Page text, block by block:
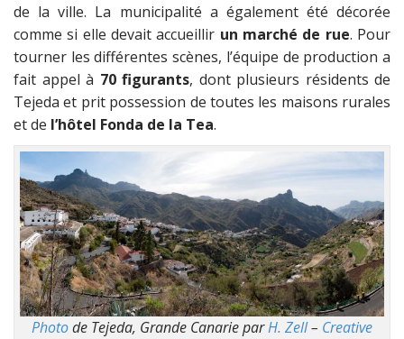
de la ville. La municipalité a également été décorée
comme si elle devait accueillir un marché de rue. Pour
tourner les différentes scènes, l’équipe de production a
fait appel à 70 figurants, dont plusieurs résidents de
Tejeda et prit possession de toutes les maisons rurales
et de l’hôtel Fonda de la Tea.
Photode Tejeda, Grande Canarie parH. Zell– Creative